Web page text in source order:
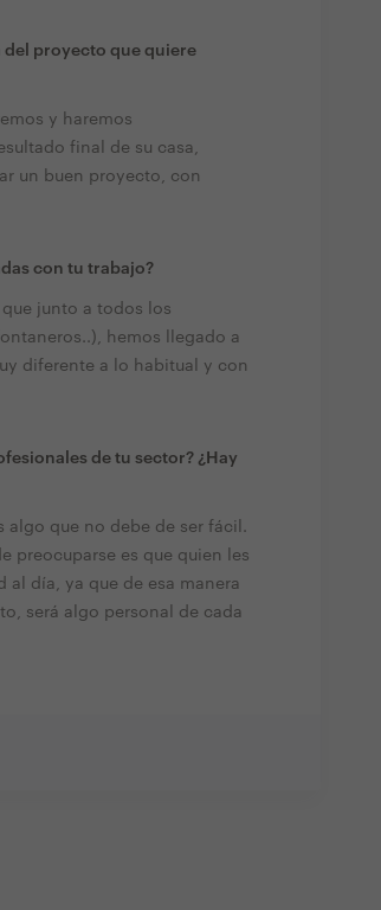
del proyecto que quiere
y haremos
final de su casa,
un buen proyecto, con
con tu trabajo?
junto a todos los
hemos llegado a
diferente a lo habitual y con
de tu sector? ¿Hay
algo que no debe de ser fácil.
preocuparse es que quien les
al día, ya que de esa manera
será algo personal de cada